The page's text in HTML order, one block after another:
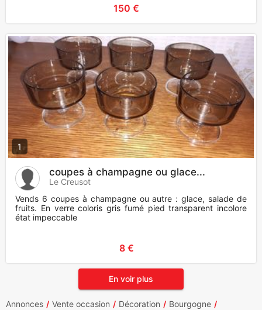
150 €
1
coupes à champagne ou glace...
Le Creusot
Vends 6 coupes à champagne ou autre : glace, salade de
fruits. En verre coloris gris fumé pied transparent incolore
état impeccable
8 €
En voir plus
Annonces Vente occasion Décoration
Bourgogne